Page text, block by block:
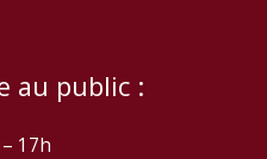
au public :
17h